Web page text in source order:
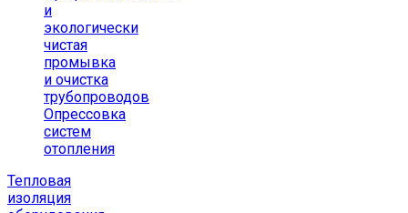
и
экологически
чистая
промывка
и очистка
трубопроводов
Опрессовка
систем
отопления
Тепловая
изоляция